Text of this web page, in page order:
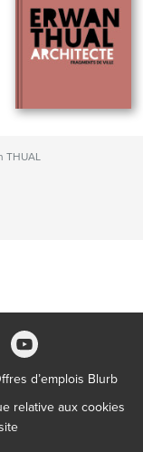
THUAL
d’emplois Blurb
relative aux cookies